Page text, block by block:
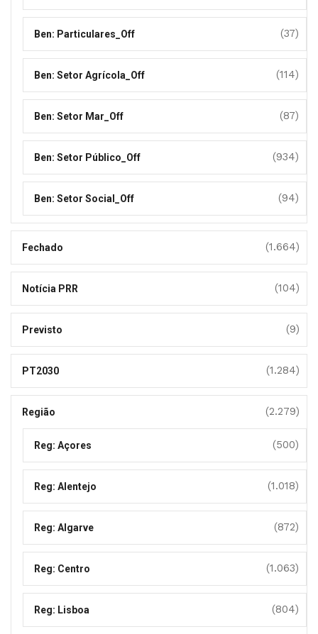
Ben: Particulares_Off (37)
Ben: Setor Agrícola_Off (114)
Ben: Setor Mar_Off (87)
Ben: Setor Público_Off (934)
Ben: Setor Social_Off (94)
Fechado (1.664)
Notícia PRR (104)
Previsto (9)
PT2030 (1.284)
Região (2.279)
Reg: Açores (500)
Reg: Alentejo (1.018)
Reg: Algarve (872)
Reg: Centro (1.063)
Reg: Lisboa (804)